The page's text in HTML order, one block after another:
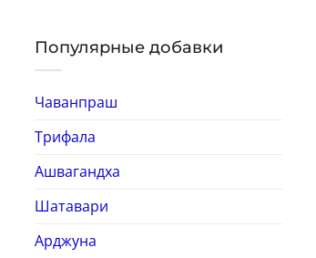
Популярные добавки
Чаванпраш
Трифала
Ашвагандха
Шатавари
Арджуна